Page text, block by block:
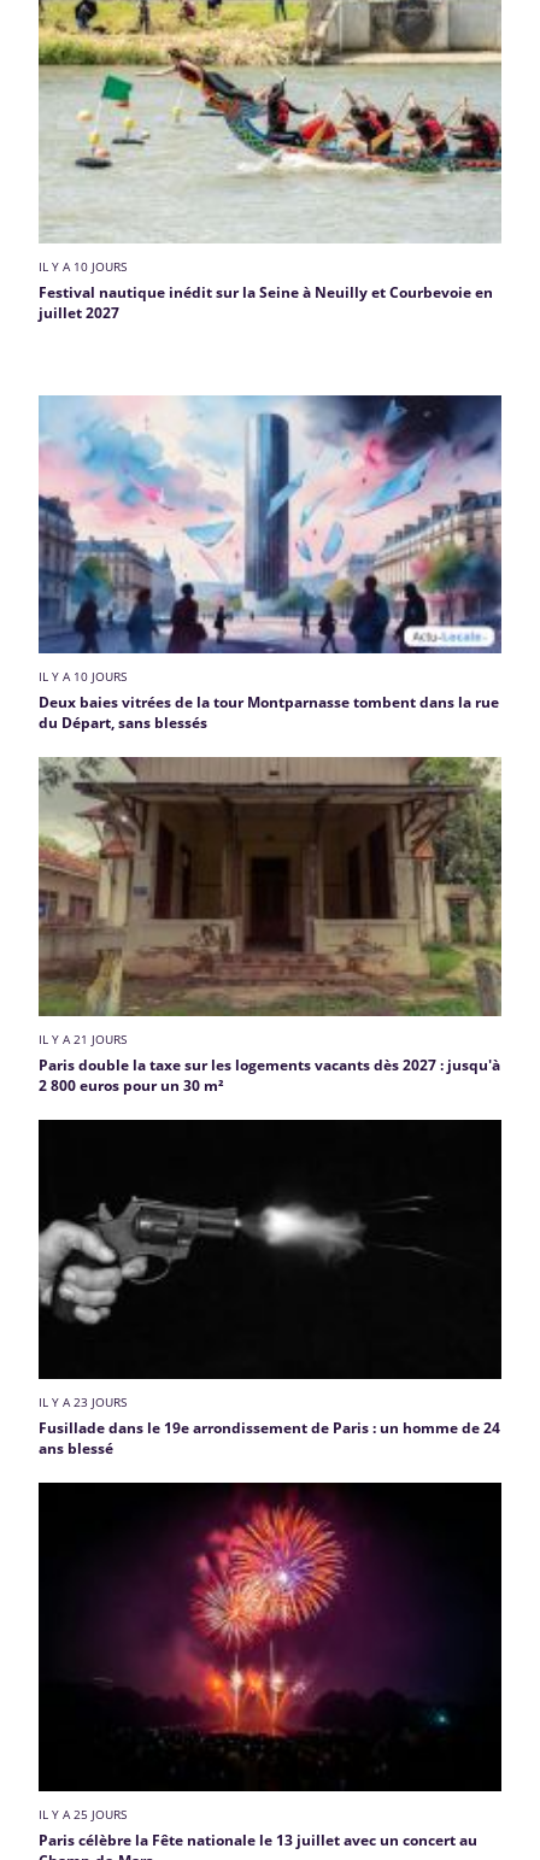
IL Y A 10 JOURS
Festival nautique inédit sur la Seine à Neuilly et Courbevoie en
juillet 2027
IL Y A 10 JOURS
Deux baies vitrées de la tour Montparnasse tombent dans la rue
du Départ, sans blessés
IL Y A 21 JOURS
Paris double la taxe sur les logements vacants dès 2027 : jusqu'à
2 800 euros pour un 30 m²
IL Y A 23 JOURS
Fusillade dans le 19e arrondissement de Paris : un homme de 24
ans blessé
IL Y A 25 JOURS
Paris célèbre la Fête nationale le 13 juillet avec un concert au